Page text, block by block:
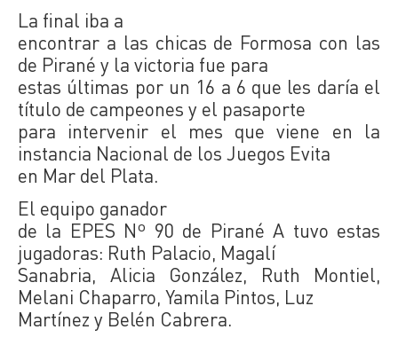
La final iba a
encontrar a las chicas de Formosa con las
de Pirané y la victoria fue para
estas últimas por un 16 a 6 que les daría el
título de campeones y el pasaporte
para intervenir el mes que viene en la
instancia Nacional de los Juegos Evita
en Mar del Plata.
El equipo ganador
de la EPES Nº 90 de Pirané A tuvo estas
jugadoras: Ruth Palacio, Magalí
Sanabria, Alicia González, Ruth Montiel,
Melani Chaparro, Yamila Pintos, Luz
Martínez y Belén Cabrera.